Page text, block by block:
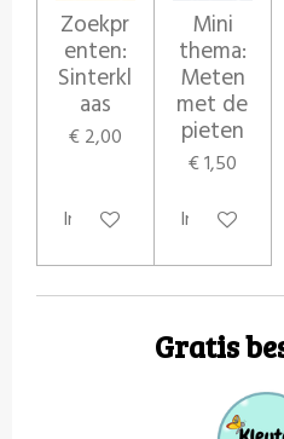
Zoekpr
enten:
Sinterkl
aas
€ 2,00
In winkelwagen
Mini
thema:
Meten
met de
pieten
€ 1,50
In
Gratis